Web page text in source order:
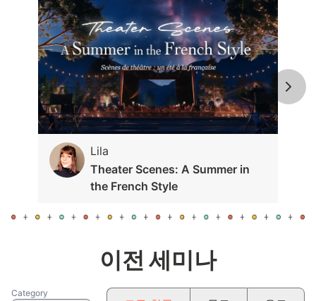
Lila
Theater Scenes: A Summer in
the French Style
이전 세미나
Category